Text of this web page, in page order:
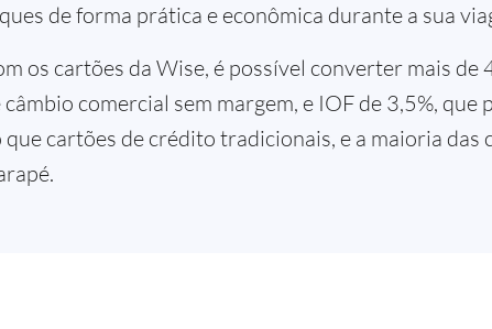
de forma prática e econômica durante a sua
os cartões da Wise, é possível converter mais de
câmbio comercial sem margem, e IOF de 3,5%, que
que cartões de crédito tradicionais, e a maioria das